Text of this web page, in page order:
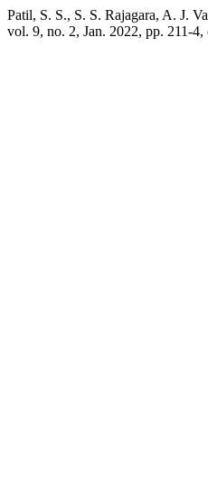
Patil, S. S., S. S. Rajagara, A. J.
vol. 9, no. 2, Jan. 2022, pp. 211-